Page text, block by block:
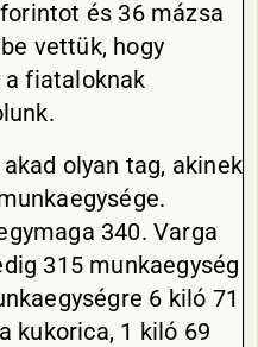
és 36 mázsa
vettük, hogy
fiataloknak
olyan tag, akinek
340. Varga
315 munkaegység
6 kiló 71
kukorica, 1 kiló 69